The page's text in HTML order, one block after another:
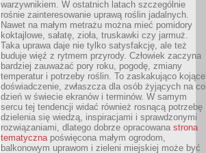
warzywnikiem. W ostatnich latach szczególnie
rośnie zainteresowanie uprawą roślin jadalnych.
Nawet na małym metrażu można mieć pomidory
koktajlowe, sałatę, zioła, truskawki czy jarmuż.
Taka uprawa daje nie tylko satysfakcję, ale też
buduje więź z rytmem przyrody. Człowiek zaczyna
bardziej zauważać pory roku, pogodę, zmiany
temperatur i potrzeby roślin. To zaskakująco kojące
doświadczenie, zwłaszcza dla osób żyjących na co
dzień w świecie ekranów i terminów. W samym
sercu tej tendencji widać również rosnącą potrzebę
dzielenia się wiedzą, inspiracjami i sprawdzonymi
rozwiązaniami, dlatego dobrze opracowana strona
tematycznapoświęcona małym ogrodom,
balkonowym uprawom i zieleni miejskiej może być